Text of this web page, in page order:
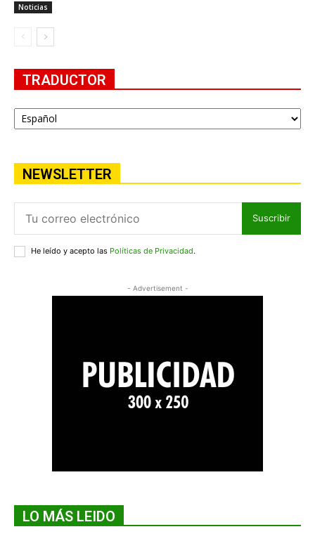
Noticias
TRADUCTOR
NEWSLETTER
Suscribir
He leído y acepto las Políticas de Privacidad.
- Advertisement -
LO MÁS LEIDO